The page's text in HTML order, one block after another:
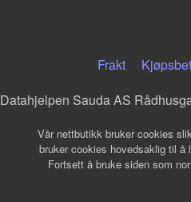
Frakt
Datahjelpen Sauda AS
Vår nettbutikk bruker cookies
bruker cookies hovedsaklig til å
Fortsett å bruke siden som